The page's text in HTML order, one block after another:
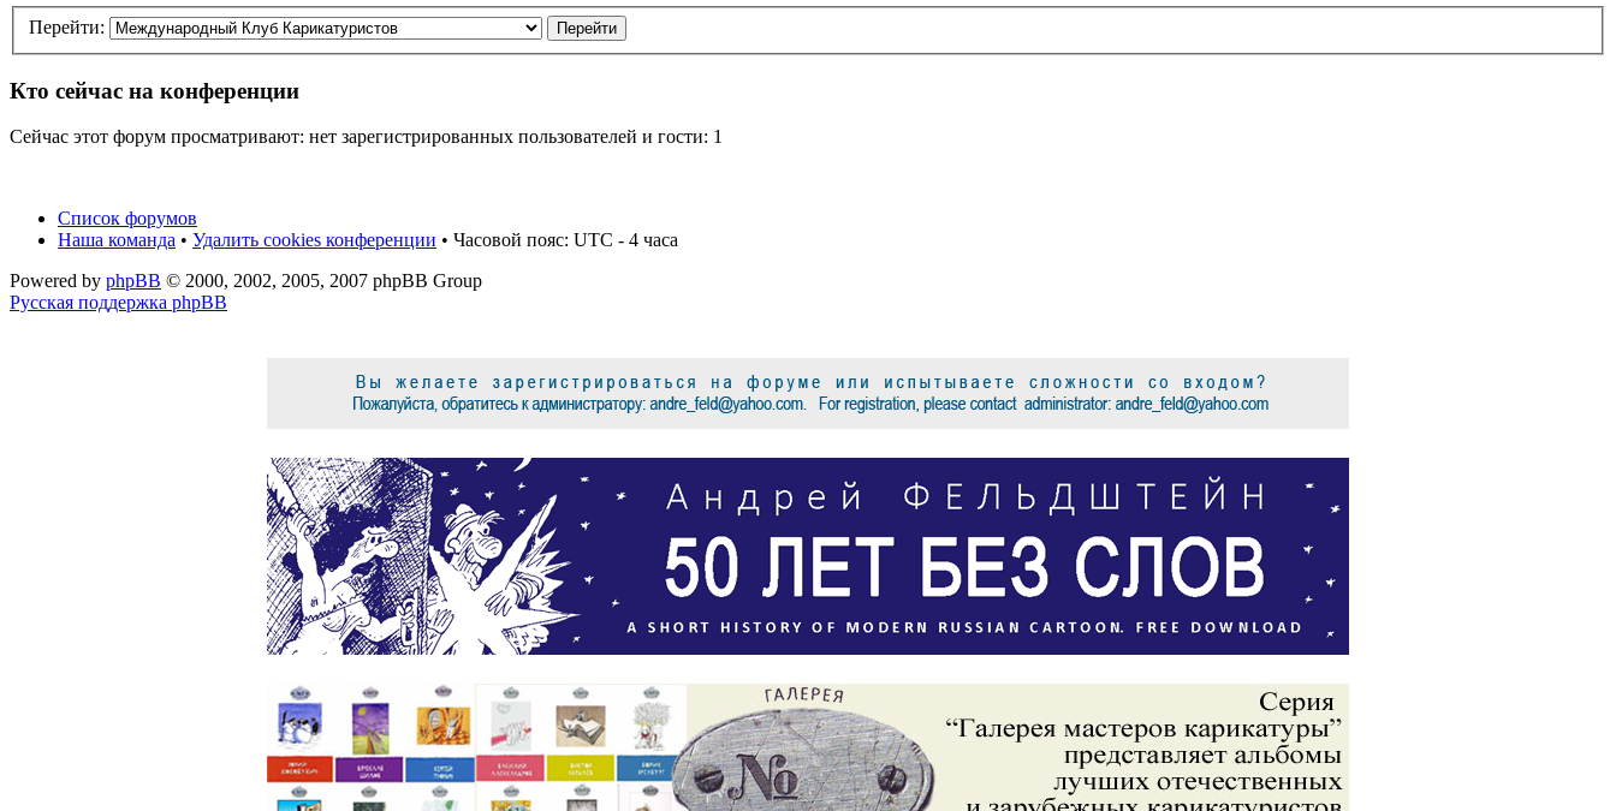
Перейти:
Кто сейчас на конференции
Сейчас этот форум просматривают: нет зарегистрированных пользователей и гости: 1
Список форумов
Наша команда • Удалить cookies конференции • Часовой пояс: UTC - 4 часа
Powered by phpBB © 2000, 2002, 2005, 2007 phpBB Group
Русская поддержка phpBB